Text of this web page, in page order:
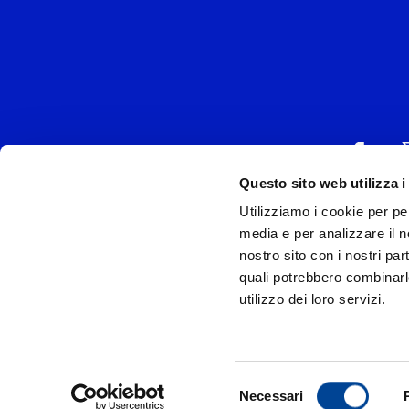
Questo sito web utilizza i
Utilizziamo i cookie per
media e per analizzare il
nostro sito con i nostri
quali potrebbero
utilizzo dei loro servizi.
Necessari
UNIVERSAL
P.IVA
Universal Music Italia, nel rispetto delle
si è dotata di un